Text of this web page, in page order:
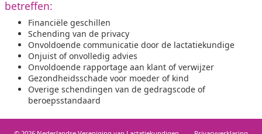
betreffen:
Financiële geschillen
Schending van de privacy
Onvoldoende communicatie door de lactatiekundige
Onjuist of onvolledig advies
Onvoldoende rapportage aan klant of verwijzer
Gezondheidsschade voor moeder of kind
Overige schendingen van de gedragscode of
beroepsstandaard